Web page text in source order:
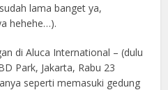
lama banget ya,
hehehe…).
di Aluca International – (dulu
Park, Jakarta, Rabu 23
seperti memasuki gedung